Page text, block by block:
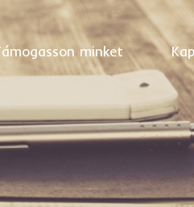
minket